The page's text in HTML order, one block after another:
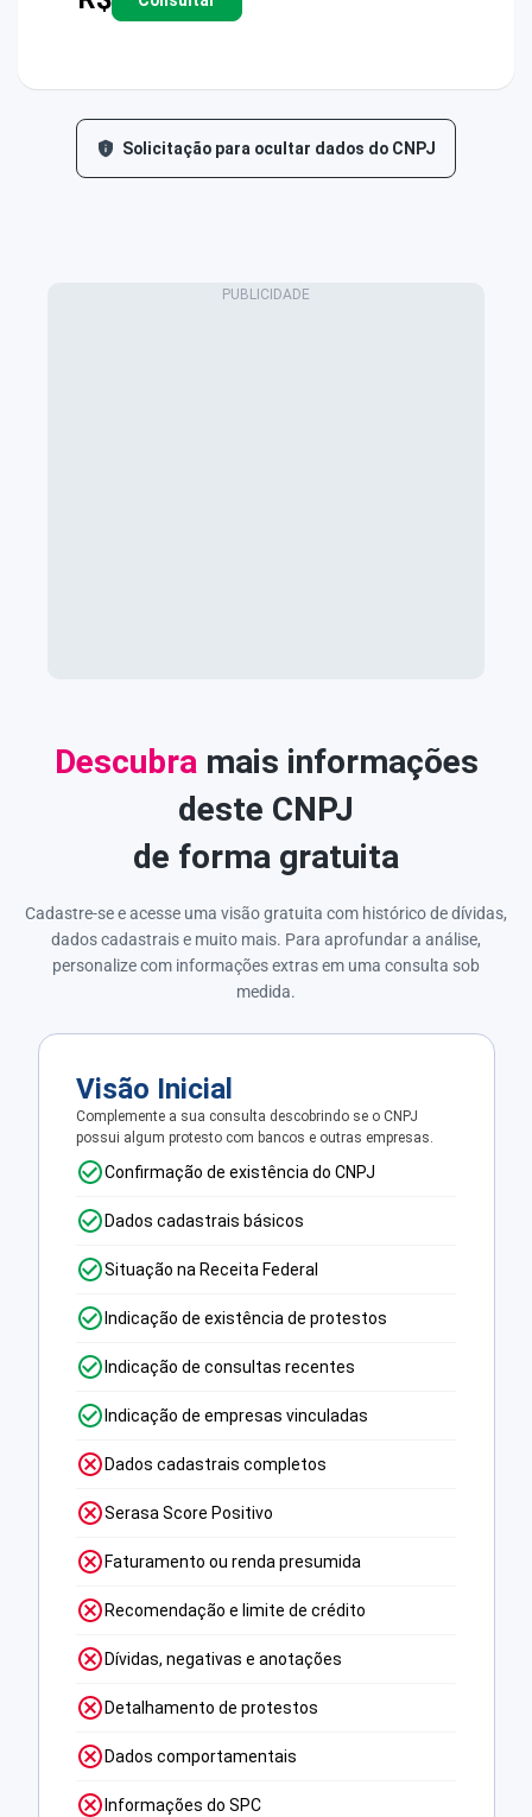
Solicitação para ocultar dados do CNPJ
Descubramais informações
deste CNPJ
de forma gratuita
Cadastre-se e acesse uma visão gratuita com histórico de dívidas,
dados cadastrais e muito mais. Para aprofundar a análise,
personalize com informações extras em uma consulta sob
medida.
Visão Inicial
Complemente a sua consulta descobrindo se o CNPJ
possui algum protesto com bancos e outras empresas.
Confirmação de existência do CNPJ
Dados cadastrais básicos
Situação na Receita Federal
Indicação de existência de protestos
Indicação de consultas recentes
Indicação de empresas vinculadas
Dados cadastrais completos
Serasa Score Positivo
Faturamento ou renda presumida
Recomendação e limite de crédito
Dívidas, negativas e anotações
Detalhamento de protestos
Dados comportamentais
Informações do SPC